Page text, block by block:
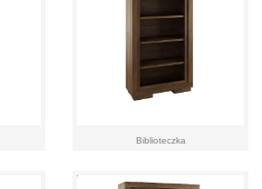
Biblioteczka